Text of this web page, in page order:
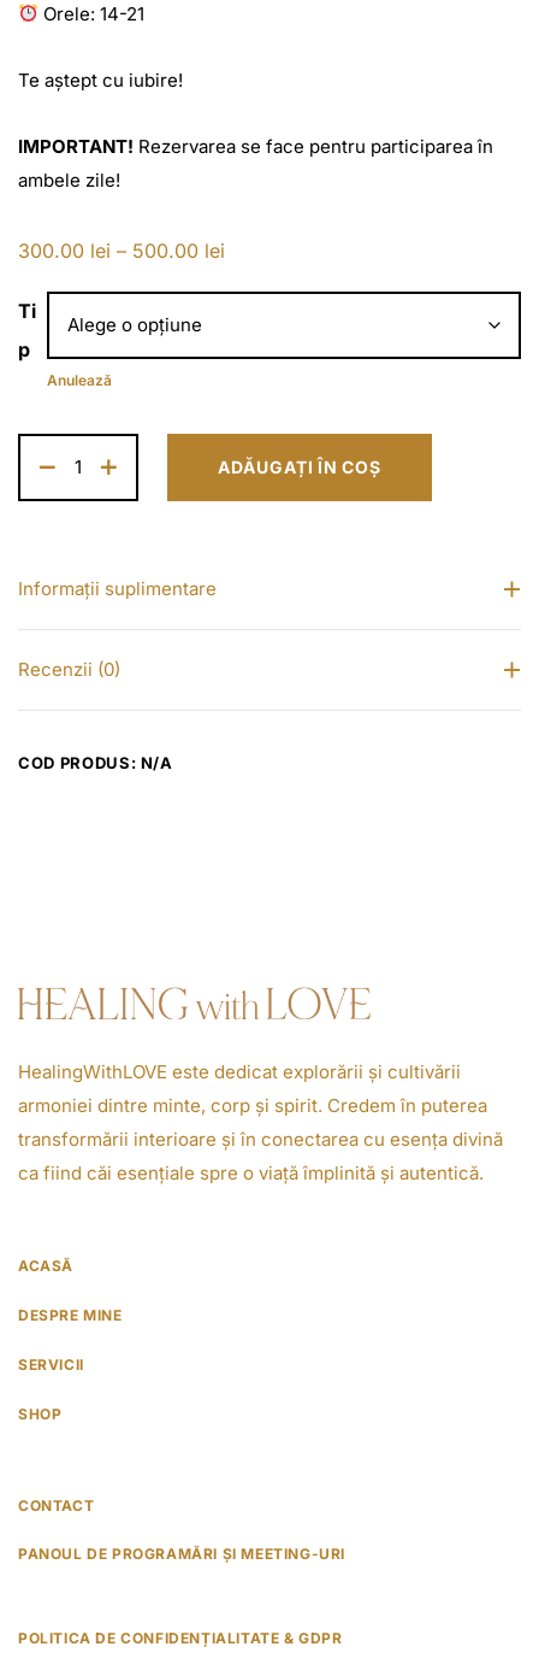
Orele: 14-21
Te aștept cu iubire!
IMPORTANT! Rezervarea se face pentru participarea în
ambele zile!
300.00 lei – 500.00 lei
0
0
e
0
l
Ti
p
Anulează
ADĂUGAȚI ÎN COȘ
Informații suplimentare
Recenzii (0)
COD PRODUS: N/A
HealingWithLOVE este dedicat explorării și cultivării
armoniei dintre minte, corp și spirit. Credem în puterea
transformării interioare și în conectarea cu esența divină
ca fiind căi esențiale spre o viață împlinită și autentică.
ACASĂ
DESPRE MINE
SERVICII
SHOP
CONTACT
PANOUL DE PROGRAMĂRI ȘI MEETING-URI
POLITICA DE CONFIDENȚIALITATE & GDPR